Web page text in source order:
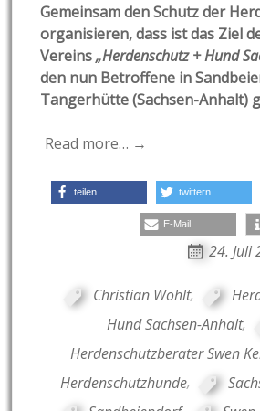
Gemeinsam den Schutz der
organisieren, dass ist das Ziel
Vereins„Herdenschutz + Hund
den nun Betroffene in
Tangerhütte (Sachsen-Anhalt)
Read more… →
teilen twittern
E-Mail
24. Juli
Christian Wohlt,
Hund Sachsen-Anhalt,
Herdenschutzberater Swen
Herdenschutzhunde,